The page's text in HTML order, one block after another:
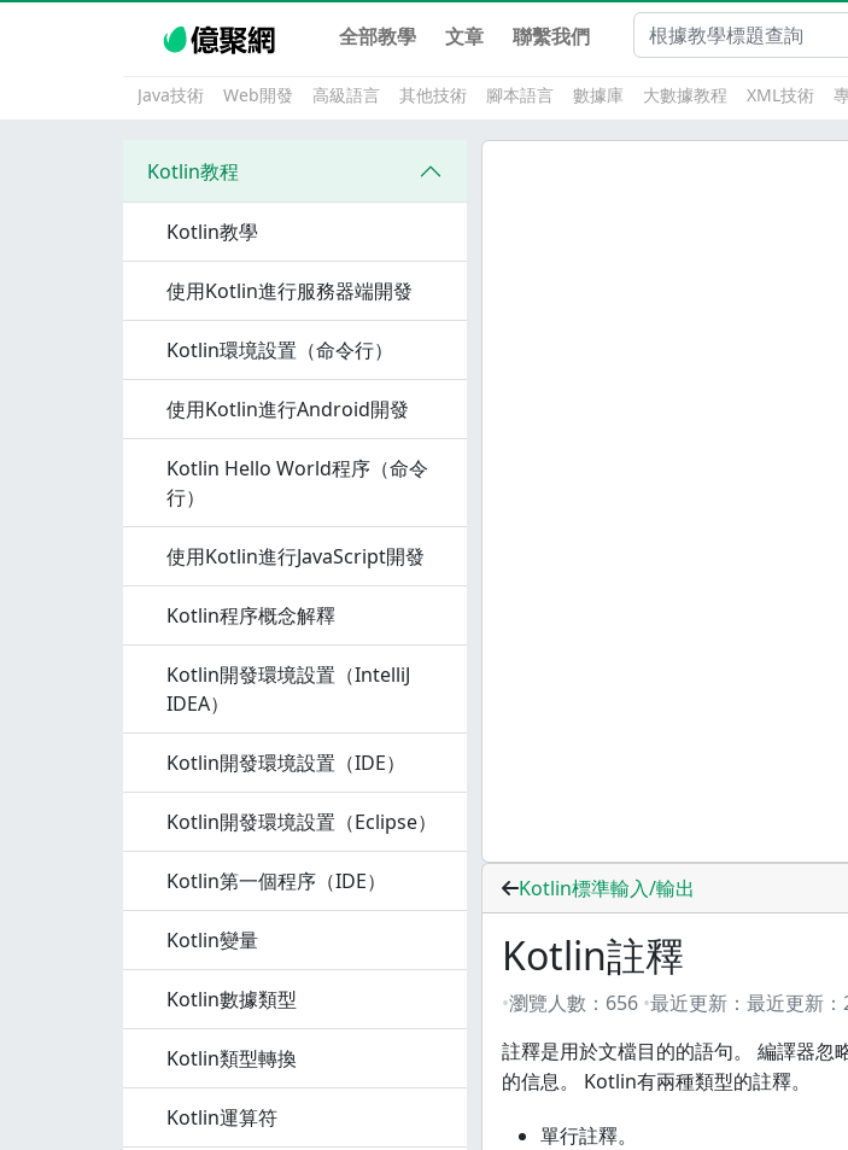
全部教學 文章 聯繫我們
Java技術 Web開發 高級語言 其他技術 腳本語言 數據庫 大數據教程 XML技術
Kotlin教程
Kotlin教學
使用Kotlin進行服務器端開發
Kotlin環境設置（命令行）
使用Kotlin進行Android開發
Kotlin Hello World程序（命令
行）
使用Kotlin進行JavaScript開發
Kotlin程序概念解釋
Kotlin開發環境設置（IntelliJ
IDEA）
Kotlin開發環境設置（IDE）
Kotlin開發環境設置（Eclipse）
Kotlin第一個程序（IDE）
Kotlin變量
Kotlin數據類型
Kotlin類型轉換
Kotlin運算符
Kotlin標準輸入/輸出
Kotlin註釋
瀏覽人數： 656 最近更新： 最近更新：
註釋是用於文檔目的的語句。 編譯器忽
的信息。 Kotlin有兩種類型的註釋。
單行註釋。